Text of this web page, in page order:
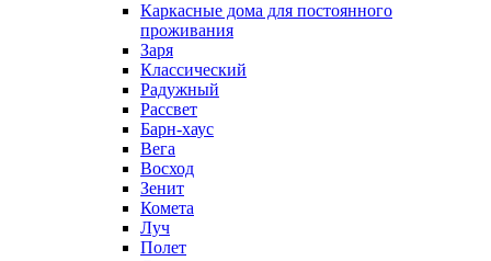
Каркасные дома для постоянного
проживания
Заря
Классический
Радужный
Рассвет
Барн-хаус
Вега
Восход
Зенит
Комета
Луч
Полет